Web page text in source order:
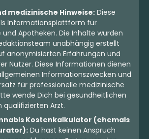
medizinische Hinweise: Diese
Informationsplattform für
und Apotheken. Die Inhalte wurden
unabhängig erstellt
anonymisierten Erfahrungen und
Nutzer. Diese Informationen dienen
Informationszwecken und
für professionelle medizinische
wende Dich bei gesundheitlichen
qualifizierten Arzt.
Kostenkalkulator (ehemals
Du hast keinen Anspruch